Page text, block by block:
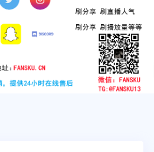
tiktok
youtube
instagram